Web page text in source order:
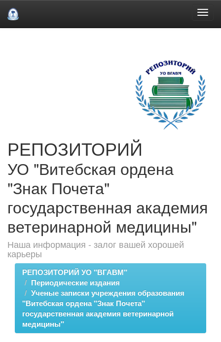
РЕПОЗИТОРИЙ
УО "Витебская ордена
"Знак Почета"
государственная академия
ветеринарной медицины"
Наша информация - залог вашей хорошей
карьеры
РЕПОЗИТОРИЙ УО "ВГАВМ"
Периодические издания
Ученые записки учреждения образования
"Витебская ордена "Знак Почета"
государственная академия ветеринарной
медицины"